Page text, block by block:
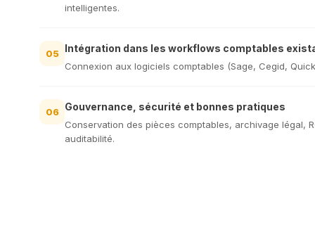
intelligentes.
05 Intégration dans les workflows comptables
Connexion aux logiciels comptables (Sage, Cegid,
06 Gouvernance, sécurité et bonnes pratiques
Conservation des pièces comptables, archivage légal,
auditabilité.